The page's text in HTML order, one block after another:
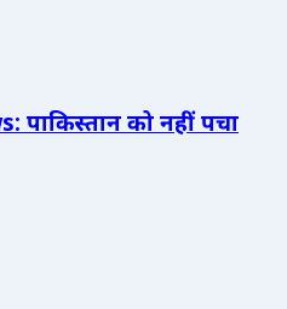
पाकिस्तान को नहीं पचा